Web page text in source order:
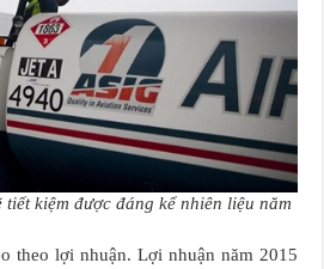
kiệm được đáng kể nhiên liệu năm
theo lợi nhuận. Lợi nhuận năm 2015